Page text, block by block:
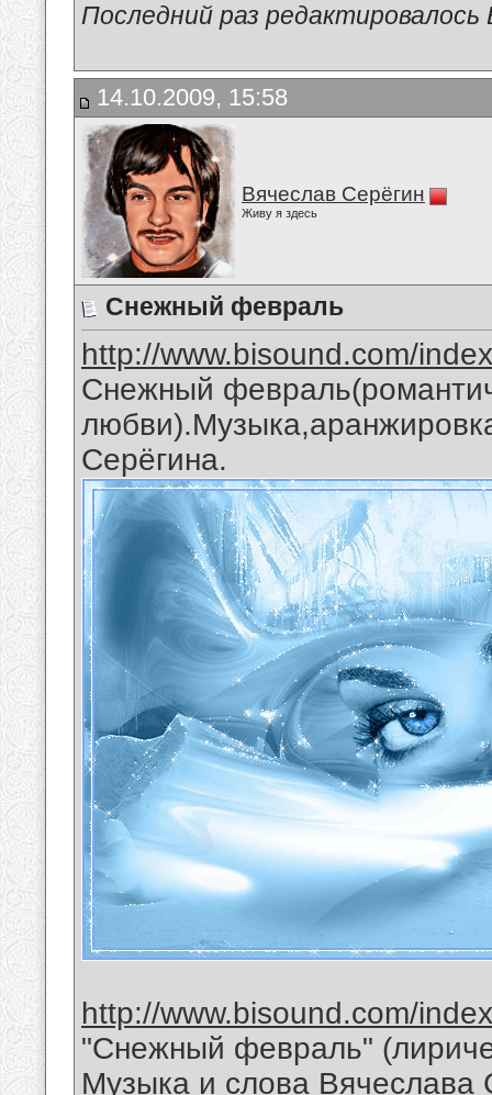
Последний раз
14.10.2009, 15:58
Вячеслав Серёгин
Живу я здесь
Снежный февраль
http://www.bisound.com/
Снежный
Серёгина.
http://www.bisound.com/
"Снежный февраль"
Музыка и слова Вячеслава